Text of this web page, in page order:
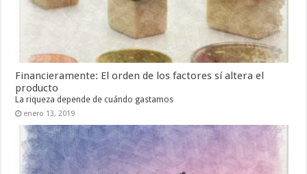
Financieramente: El orden de los factores sí altera el
producto
La riqueza depende de cuándo gastamos
enero 13, 2019